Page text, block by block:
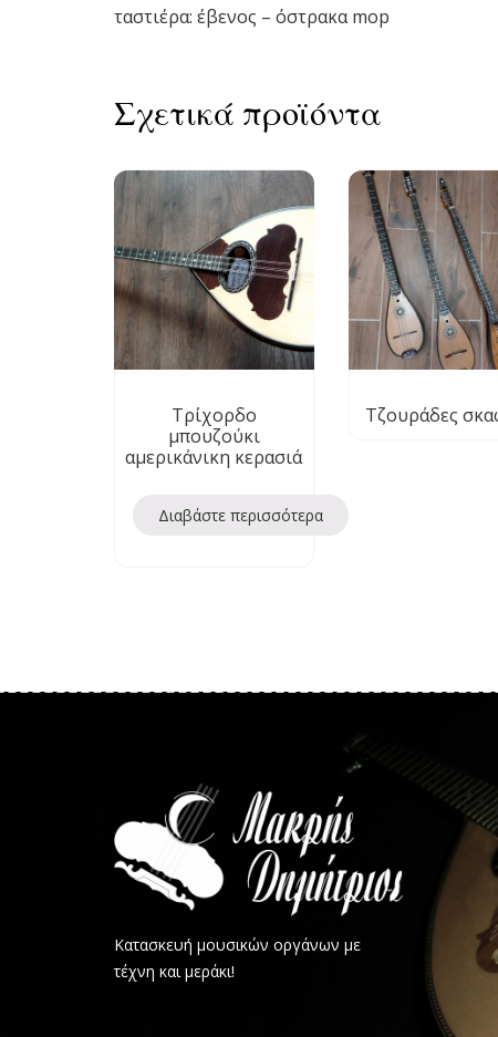
ταστιέρα: έβενος – όστρακα mop
Σχετικά προϊόντα
Τρίχορδο
μπουζούκι
αμερικάνικη κερασιά
Διαβάστε περισσότερα
Τζουράδες
Κατασκευή μουσικών οργάνων με
τέχνη και μεράκι!